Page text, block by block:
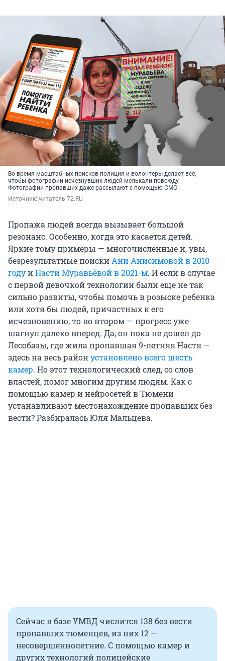
Во время масштабных поисков полиция и волонтеры делает всё,
чтобы фотографии исчезнувших людей мелькали повсюду.
Фотографии пропавших даже рассылают с помощью СМС
Источник: читатель 72.RU
Пропажа людей всегда вызывает большой
резонанс. Особенно, когда это касается детей.
Яркие тому примеры — многочисленные и, увы,
безрезультатные поискиАни Анисимовой в 2010
годуиНасти Муравьёвой в 2021-м. И если в случае
с первой девочкой технологии были еще не так
сильно развиты, чтобы помочь в розыске ребенка
или хотя бы людей, причастных к его
исчезновению, то во втором — прогресс уже
шагнул далеко вперед. Да, он пока не дошел до
Лесобазы, где жила пропавшая 9-летняя Настя —
здесь на весь районустановлено всего шесть
камер. Но этот технологический след, со слов
властей, помог многим другим людям. Как с
помощью камер и нейросетей в Тюмени
устанавливают местонахождение пропавших без
вести? Разбиралась Юля Мальцева.
Сейчас в базе УМВД числится 138 без вести
пропавших тюменцев, из них 12 —
несовершеннолетние. С помощью камер и
других технологий полицейские